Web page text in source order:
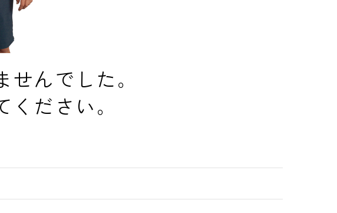
んでした。
ださい。